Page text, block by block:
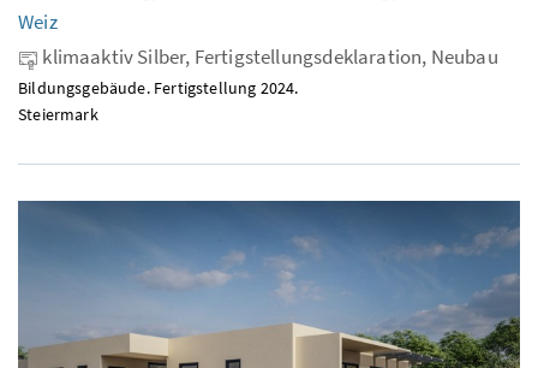
Weiz
klimaaktiv Silber, Fertigstellungsdeklaration, Neubau
Bildungsgebäude. Fertigstellung 2024.
Steiermark